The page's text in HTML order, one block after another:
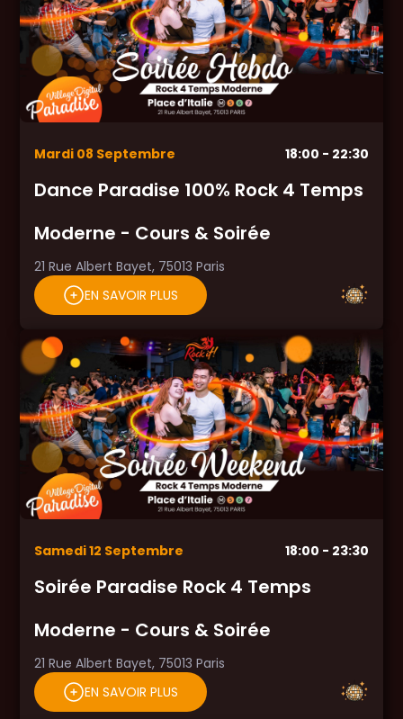
Mardi 08 Septembre 18:00 - 22:30
Dance Paradise 100% Rock 4 Temps
Moderne - Cours & Soirée
21 Rue Albert Bayet, 75013 Paris
EN SAVOIR PLUS
Samedi12 Septembre 18:00 - 23:30
Soirée Paradise Rock 4 Temps
Moderne - Cours & Soirée
21 Rue Albert Bayet, 75013 Paris
EN SAVOIR PLUS